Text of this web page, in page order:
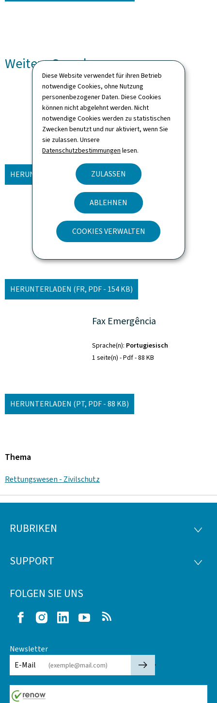
Diese Website verwendet für ihren Betrieb
notwendige Cookies, ohne Nutzung
personenbezogener Daten. Diese Cookies
können nicht abgelehnt werden. Nicht
notwendige Cookies werden zu statistischen
Zwecken benutzt und nur aktiviert, wenn Sie
sie zulassen. Unsere
Datenschutzbestimmungen lesen.
ZULASSEN
ABLEHNEN
COOKIES VERWALTEN
Weitere Sprachen
Emergency Fax
Sprache(n) Englisch
1 seite(n) Pdf 157 KB
HERUNTERLADEN (EN, PDF - 157 KB)
Fax d'urgence
Sprache(n) Französisch
1 seite(n) Pdf 154 KB
HERUNTERLADEN (FR, PDF - 154 KB)
Fax Emergência
Sprache(n) Portugiesisch
1 seite(n) Pdf 88 KB
HERUNTERLADEN (PT, PDF - 88 KB)
Thema
Rettungswesen - Zivilschutz
Footer
RUBRIKEN
SUPPORT
FOLGEN SIE UNS
FacebookInstagramLinkedIn Youtube
Newsletter
E-Mail
🡒